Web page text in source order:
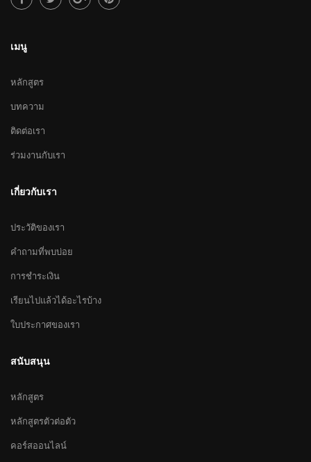
เมนู
หลักสูตร
บทความ
ติดต่อเรา
ร่วมงานกับเรา
เกี่ยวกับเรา
ประวัติของเรา
คำถามที่พบบ่อย
การชำระเงิน
เรียนไปแล้วได้อะไรบ้าง
ใบประกาศของเรา
สนับสนุน
หลักสูตร
หลักสูตรตัวต่อตัว
คอร์สออนไลน์